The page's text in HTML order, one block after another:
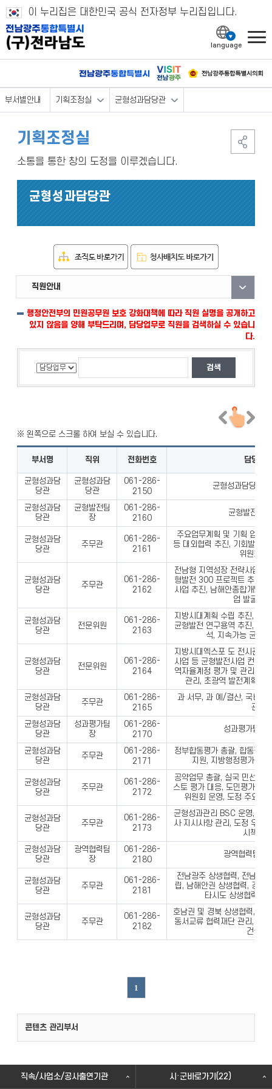
이 누리집은 대한민국 공식 전자정부 누리집입니다.
부서별안내 기획조정실 균형성과담당관
기획조정실
소통을 통한 창의 도정을 이루겠습니다.
균형성과담당관
직원안내
부서안내
자료실
행정안전부의 민원공무원 보호 강화대책에 따라 직원 실명을 공개하고
있지 않음을 양해 부탁드리며, 담당업무로 직원을 검색하실 수 있습니
다.
부서명 직위 전화번호 담당업
균형성과담
당관
균형성과담
당관
061-286-
2150
균형성과담당관
균형성과담
당관
균형발전팀
장
061-286-
2160
균형발전업
균형성과담
당관
주무관
061-286-
2161
주요업무계획 및 기획 업무,
등 대외협력 추진, 기회발전
위원회
균형성과담
당관
주무관
061-286-
2162
전남형 지역성장 전략사업
형발전 300 프로젝트 추진,
사업 추진, 남해안종합개발청
업 발굴 및
균형성과담
당관
전문위원
061-286-
2163
지방시대계획 수립 추진, 균
균형발전 연구용역 추진, 균
석, 지속가능 균형
균형성과담
당관
전문위원
061-286-
2164
지방시대엑스포 도 전시관
사업 등 균형발전사업 컨설
역자율계정 평가 및 관리, 균
관리, 초광역 발전계획 및
균형성과담
당관
주무관
061-286-
2165
과 서무, 과 예/결산, 국비지
관리
균형성과담
당관
성과평가팀
장
061-286-
2170
성과평가팀 업
균형성과담
당관
주무관
061-286-
2171
정부합동평가 총괄, 합동평
지원, 지방행정평가정
균형성과담
당관
주무관
061-286-
2172
공약업무 총괄, 실국 민선8기
스토 평가 대응, 도민평가단
위원회 운영, 도정 주요 현
균형성과담
당관
주무관
061-286-
2173
균형성과관리 BSC 운영, 도
사 지시사항 관리, 도정 우수
시책 선
균형성과담
당관
광역협력팀
장
061-286-
2180
광역협력팀 업
균형성과담
당관
주무관
061-286-
2181
전남광주 상생협력, 전남광
립, 남해안권 상생협력, 경남
타시도 상생협력, 광
균형성과담
당관
주무관
061-286-
2182
호남권 및 경북 상생협력, 영
동서교류 협력재단 관리, 신
건설 등
1
콘텐츠 관리부서
직속/사업소/공사출연기관 시·군바로가기(22)